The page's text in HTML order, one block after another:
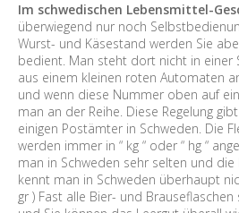
Im schwedischen Lebensmittel-
überwiegend nur noch
Wurst- und Käsestand werden Sie
bedient. Man steht dort nicht in einer
aus einem kleinen roten Automaten
und wenn diese Nummer oben auf
man an der Reihe. Diese Regelung
einigen Postämter in Schweden. Die
werden immer in “ kg “ oder “ hg “
man in Schweden sehr selten und die
kennt man in Schweden überhaupt
gr ) Fast alle Bier- und